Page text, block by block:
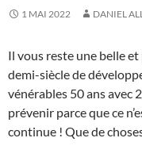
1 MAI 2022 DANIEL
Il vous reste une belle
demi-siècle de
vénérables 50 ans avec
prévenir parce que ce
continue ! Que de